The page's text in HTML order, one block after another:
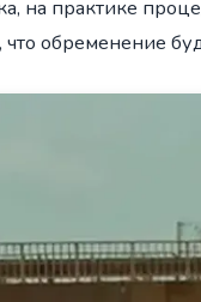
на практике
обременение